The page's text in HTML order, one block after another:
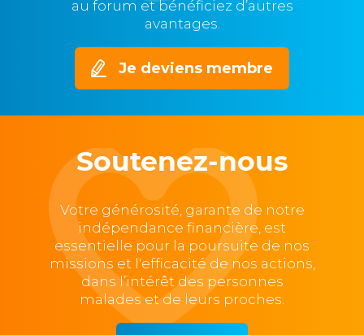
au forum et bénéficiez d’autres
avantages.
Je deviens membre
Soutenez-nous
Votre générosité, garante de notre
indépendance financière, est
essentielle pour la poursuite de nos
missions et l'efficacité de nos actions,
dans l’intérêt des personnes
malades et de leurs proches.